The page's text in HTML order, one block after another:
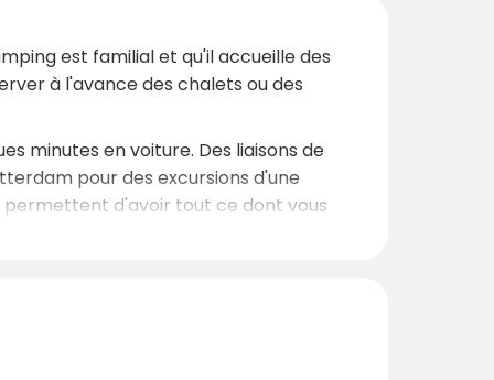
est familial et qu'il accueille des
à l'avance des chalets ou des
minutes en voiture. Des liaisons de
pour des excursions d'une
permettent d'avoir tout ce dont vous
vous promet une escapade
Ce site, qui fait partie de notre